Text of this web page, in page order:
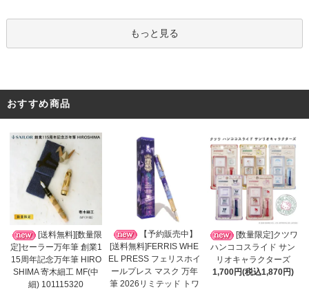
もっと見る
おすすめ商品
[送料無料][数量限
定]セーラー万年筆 創業1
15周年記念万年筆 HIRO
SHIMA 寄木細工 MF(中
細) 101115320
【予約販売中】
[送料無料]FERRIS WHE
EL PRESS フェリスホイ
ールプレス マスク 万年
筆 2026リミテッド トワ
[数量限定]クツワ
ハンココスライド サン
リオキャラクターズ
1,700円(税込1,870円)